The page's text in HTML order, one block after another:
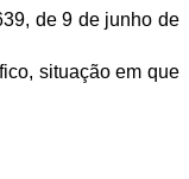
de 9 de junho de
situação em que